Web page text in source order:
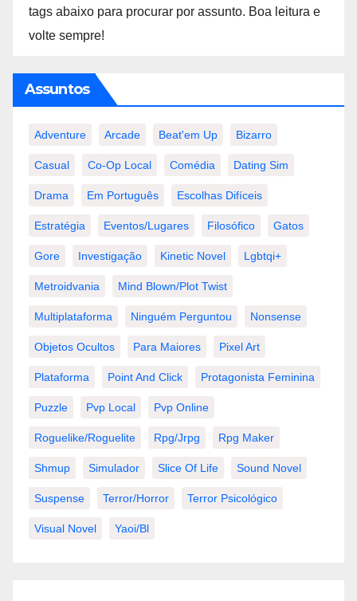
tags abaixo para procurar por assunto. Boa leitura e
volte sempre!
Assuntos
Adventure Arcade Beat'em Up Bizarro
Casual Co-Op Local Comédia Dating Sim
Drama Em Português Escolhas Difíceis
Estratégia Eventos/lugares Filosófico Gatos
Gore Investigação Kinetic Novel Lgbtqi+
Metroidvania Mind Blown/plot Twist
Multiplataforma Ninguém Perguntou Nonsense
Objetos Ocultos Para Maiores Pixel Art
Plataforma Point And Click Protagonista Feminina
Puzzle Pvp Local Pvp Online
Roguelike/roguelite Rpg/jrpg Rpg Maker
Shmup Simulador Slice Of Life Sound Novel
Suspense Terror/horror Terror Psicológico
Visual Novel Yaoi/bl